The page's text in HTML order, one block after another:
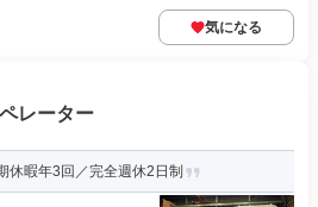
気になる
レーター
休暇年3回／完全週休2日制